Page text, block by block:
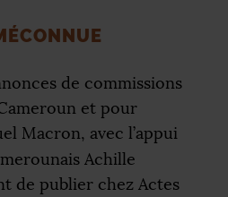
de commissions
et pour
Macron, avec l’appui
Achille
de publier chez Actes